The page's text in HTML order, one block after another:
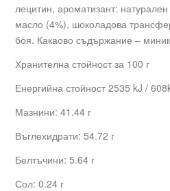
лецитин, ароматизант:
масло (4%), шоколадова
боя. Какаово съдържание –
Хранителна стойност за 100 г
Енергийна стойност 2535 kJ /
Мазнини: 41.44 г
Въглехидрати: 54.72 г
Белтъчини: 5.64 г
Сол: 0.24 г